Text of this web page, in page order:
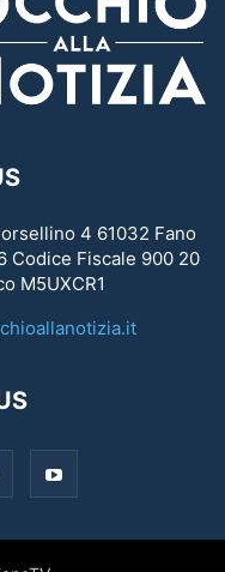
4 61032 Fano
Codice Fiscale 900 20
M5UXCR1